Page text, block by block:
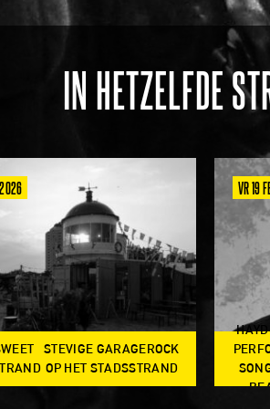
IN HETZELFDE
STEVIGE GARAGEROCK
OP HET STADSSTRAND
VR 19